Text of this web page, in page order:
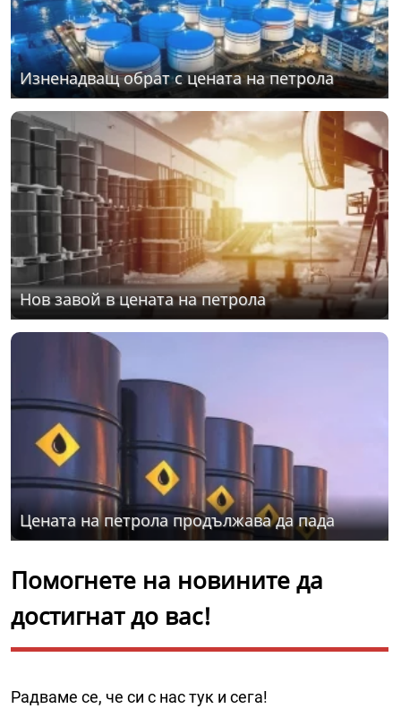
Изненадващ обрат с цената на петрола
Нов завой в цената на петрола
Цената на петрола продължава да пада
Помогнете на новините да
достигнат до вас!
Радваме се, че си с нас тук и сега!